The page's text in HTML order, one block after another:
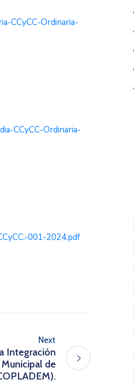
CCyCC-Ordinaria-
CCyCC-Ordinaria-
001-2024.pdf
Next
Integración
de